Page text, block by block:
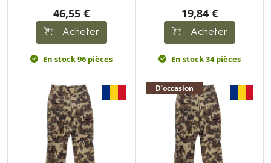
46,55 €
Acheter
En stock 96 pièces
19,84 €
Acheter
En stock 34 pièces
D’occasion